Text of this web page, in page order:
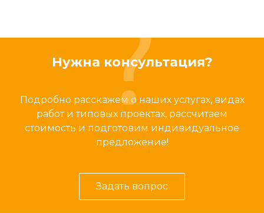
Нужна консультация?
Подробно расскажем о наших услугах, видах
работ и типовых проектах, рассчитаем
стоимость и подготовим индивидуальное
предложение!
Задать вопрос